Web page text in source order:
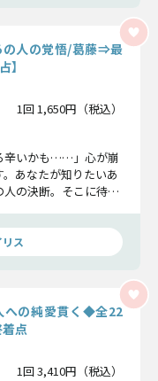
の人の覚悟/葛藤⇒最
】
1回 1,650円（税込）
辛いかも……」心が崩
あなたが知りたいあ
の決断。そこに待ち
ス
への純愛貫く◆全22
点
1回 3,410円（税込）